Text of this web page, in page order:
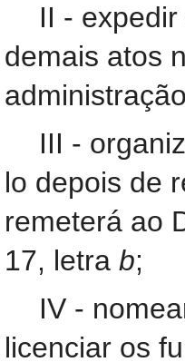
II -
demais atos
III -
lo depois de
remeterá ao
17, letra b;
IV -
licenciar os